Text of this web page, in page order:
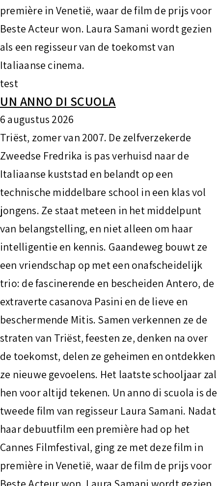
première in Venetië, waar de film de prijs voor
Beste Acteur won. Laura Samani wordt gezien
als een regisseur van de toekomst van
Italiaanse cinema.
test
UN ANNO DI SCUOLA
6 augustus 2026
Triëst, zomer van 2007. De zelfverzekerde
Zweedse Fredrika is pas verhuisd naar de
Italiaanse kuststad en belandt op een
technische middelbare school in een klas vol
jongens. Ze staat meteen in het middelpunt
van belangstelling, en niet alleen om haar
intelligentie en kennis. Gaandeweg bouwt ze
een vriendschap op met een onafscheidelijk
trio: de fascinerende en bescheiden Antero, de
extraverte casanova Pasini en de lieve en
beschermende Mitis. Samen verkennen ze de
straten van Triëst, feesten ze, denken na over
de toekomst, delen ze geheimen en ontdekken
ze nieuwe gevoelens. Het laatste schooljaar zal
hen voor altijd tekenen. Un anno di scuola is de
tweede film van regisseur Laura Samani. Nadat
haar debuutfilm een première had op het
Cannes Filmfestival, ging ze met deze film in
première in Venetië, waar de film de prijs voor